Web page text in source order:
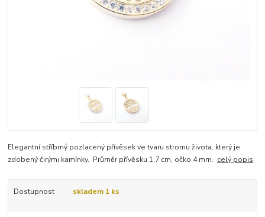
Elegantní stříbrný pozlacený přívěsek ve tvaru stromu života, který je
zdobený čirými kamínky. Průměr přívěsku 1,7 cm, očko 4 mm. celý popis
Dostupnost skladem 1 ks